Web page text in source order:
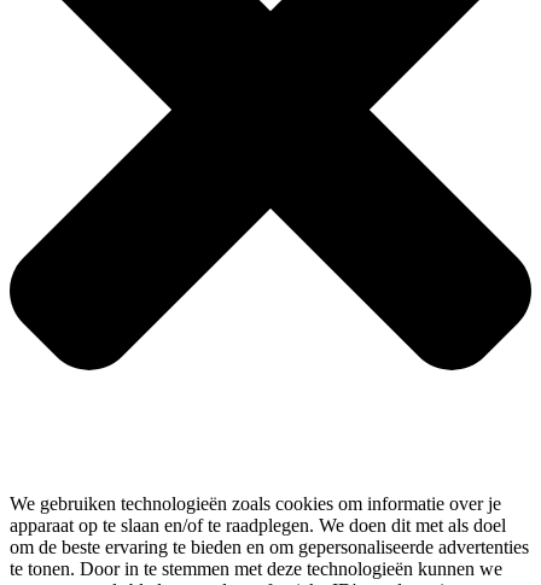
We gebruiken technologieën zoals cookies om informatie over je
apparaat op te slaan en/of te raadplegen. We doen dit met als doel
om de beste ervaring te bieden en om gepersonaliseerde advertenties
te tonen. Door in te stemmen met deze technologieën kunnen we